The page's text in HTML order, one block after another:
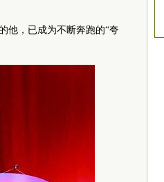
他，已成为不断奔跑的“夸